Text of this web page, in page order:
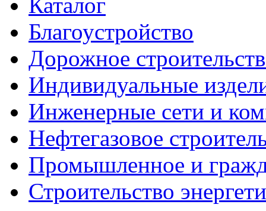
Благоустройство
Дорожное
Индивидуальные
Инженерные сети и
Нефтегазовое
Промышленное и
Строительство